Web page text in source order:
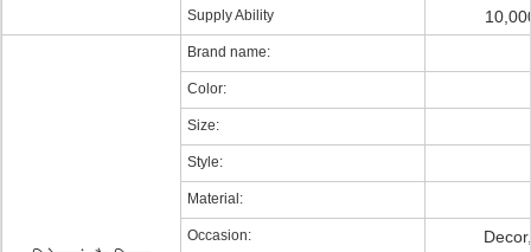
Supply Ability
Brand name:
Color:
Size:
Style:
Material:
Occasion: